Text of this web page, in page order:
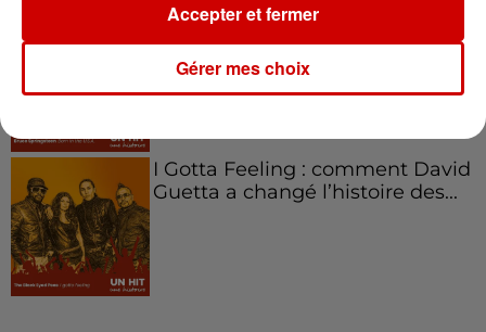
Born in the U.S.A - Bruce
Springsteen : la chanson que
l’Amérique...
I Gotta Feeling : comment David
Guetta a changé l’histoire des...
Gérer mes choix
Accepter et fermer